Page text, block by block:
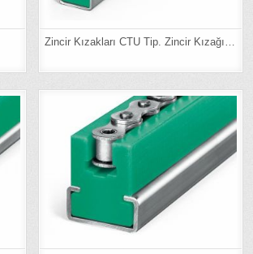
Zincir Kızakları CTU Tip. Zincir Kızağı…